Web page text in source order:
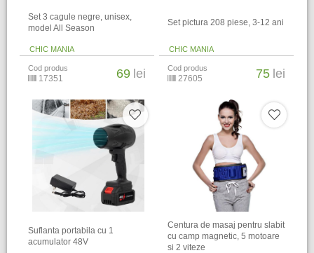
Set 3 cagule negre, unisex,
model All Season
CHIC MANIA
Cod produs
17351 69 lei
Set pictura 208 piese, 3-12 ani
CHIC MANIA
Cod produs
27605 75 lei
Suflanta portabila cu 1
acumulator 48V
Centura de masaj pentru slabit
cu camp magnetic, 5 motoare
si 2 viteze